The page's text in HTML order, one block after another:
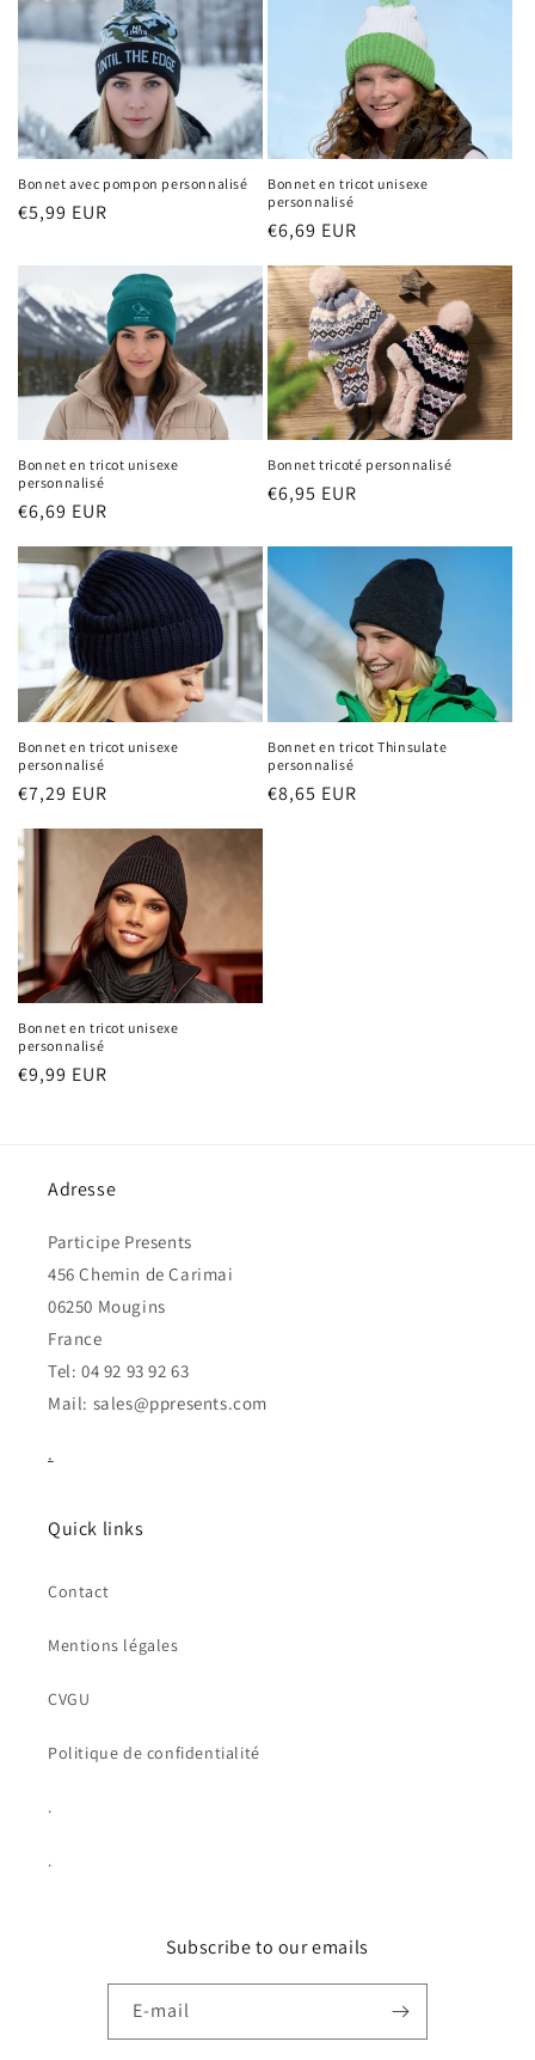
Bonnet avec pompon personnalisé
Prix
€5,99 EUR
Bonnet en tricot unisexe
personnalisé
Prix
€6,69 EUR
Bonnet en tricot unisexe
personnalisé
Prix
€6,69 EUR
Bonnet tricoté personnalisé
Prix
€6,95 EUR
Bonnet en tricot unisexe
personnalisé
Prix
€7,29 EUR
Bonnet en tricot Thinsulate
personnalisé
Prix
€8,65 EUR
Bonnet en tricot unisexe
personnalisé
Prix
€9,99 EUR
Adresse
Participe Presents
456 Chemin de Carimai
06250 Mougins
France
Tel: 04 92 93 92 63
Mail: sales@ppresents.com
.
Quick links
Contact
Mentions légales
CVGU
Politique de confidentialité
.
.
Subscribe to our emails
E-mail